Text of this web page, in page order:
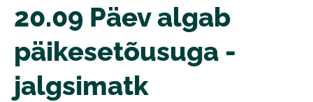
20.09 Päev algab
päikesetõusuga -
jalgsimatk